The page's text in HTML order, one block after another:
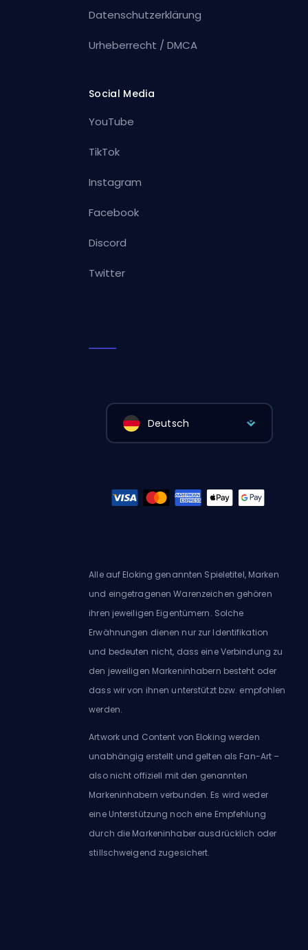
Datenschutzerklärung
Urheberrecht / DMCA
Social Media
YouTube
TikTok
Instagram
Facebook
Discord
Twitter
Deutsch
Alle auf Eloking genannten Spieletitel, Marken
und eingetragenen Warenzeichen gehören
ihren jeweiligen Eigentümern. Solche
Erwähnungen dienen nur zur Identifikation
und bedeuten nicht, dass eine Verbindung zu
den jeweiligen Markeninhabern besteht oder
dass wir von ihnen unterstützt bzw. empfohlen
werden.
Artwork und Content von Eloking werden
unabhängig erstellt und gelten als Fan-Art –
also nicht offiziell mit den genannten
Markeninhabern verbunden. Es wird weder
eine Unterstützung noch eine Empfehlung
durch die Markeninhaber ausdrücklich oder
stillschweigend zugesichert.